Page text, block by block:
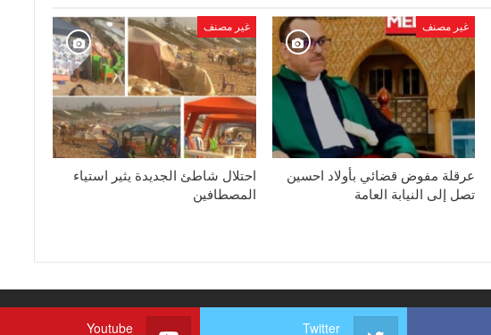
غير مصنف
عرقلة مفوض قضائي بأولاد احسين
تصل إلى النيابة العامة
غير مصنف
احتلال شاطئ الجديدة يثير استياء
المصطافين
Twitter
Youtube